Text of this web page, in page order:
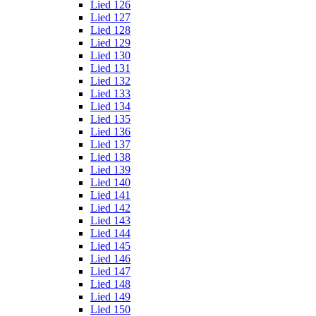
Lied 126
Lied 127
Lied 128
Lied 129
Lied 130
Lied 131
Lied 132
Lied 133
Lied 134
Lied 135
Lied 136
Lied 137
Lied 138
Lied 139
Lied 140
Lied 141
Lied 142
Lied 143
Lied 144
Lied 145
Lied 146
Lied 147
Lied 148
Lied 149
Lied 150